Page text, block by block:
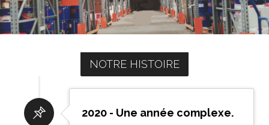
NOTRE HISTOIRE
2020 - Une année complexe.